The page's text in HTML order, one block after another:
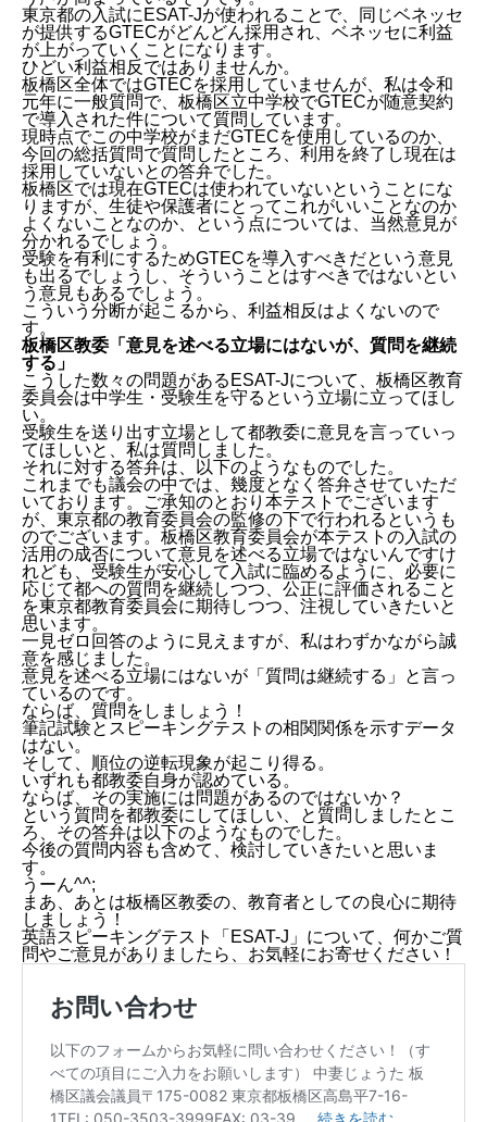
東京都の入試にESAT-Jが使われることで、同じベネッセ
が提供するGTECがどんどん採用され、ベネッセに利益
が上がっていくことになります。
ひどい利益相反ではありませんか。
板橋区全体ではGTECを採用していませんが、私は令和
元年に一般質問で、板橋区立中学校でGTECが随意契約
で導入された件について質問しています。
現時点でこの中学校がまだGTECを使用しているのか、
今回の総括質問で質問したところ、利用を終了し現在は
採用していないとの答弁でした。
板橋区では現在GTECは使われていないということにな
りますが、生徒や保護者にとってこれがいいことなのか
よくないことなのか、という点については、当然意見が
分かれるでしょう。
受験を有利にするためGTECを導入すべきだという意見
も出るでしょうし、そういうことはすべきではないとい
う意見もあるでしょう。
こういう分断が起こるから、利益相反はよくないので
す。
板橋区教委「意見を述べる立場にはないが、質問を継続
する」
こうした数々の問題があるESAT-Jについて、板橋区教育
委員会は中学生・受験生を守るという立場に立ってほし
い。
受験生を送り出す立場として都教委に意見を言っていっ
てほしいと、私は質問しました。
それに対する答弁は、以下のようなものでした。
これまでも議会の中では、幾度となく答弁させていただ
いております。ご承知のとおり本テストでございます
が、東京都の教育委員会の監修の下で行われるというも
のでございます。板橋区教育委員会が本テストの入試の
活用の成否について意見を述べる立場ではないんですけ
れども、受験生が安心して入試に臨めるように、必要に
応じて都への質問を継続しつつ、公正に評価されること
を東京都教育委員会に期待しつつ、注視していきたいと
思います。
一見ゼロ回答のように見えますが、私はわずかながら誠
意を感じました。
意見を述べる立場にはないが「質問は継続する」と言っ
ているのです。
ならば、質問をしましょう！
筆記試験とスピーキングテストの相関関係を示すデータ
はない。
そして、順位の逆転現象が起こり得る。
いずれも都教委自身が認めている。
ならば、その実施には問題があるのではないか？
という質問を都教委にしてほしい、と質問しましたとこ
ろ、その答弁は以下のようなものでした。
今後の質問内容も含めて、検討していきたいと思いま
す。
うーん^^;
まあ、あとは板橋区教委の、教育者としての良心に期待
しましょう！
英語スピーキングテスト「ESAT-J」について、何かご質
問やご意見がありましたら、お気軽にお寄せください！
各方面から見直しを求める声が上がる「ESAT-J」
筆記試験の結果から、スピーキングテストの点数を類
推できるのか？
順位が「逆転」する可能性も
ESAT-Jに酷似した「GTEC」、塾や自治体で導入を要
望する声
続する」